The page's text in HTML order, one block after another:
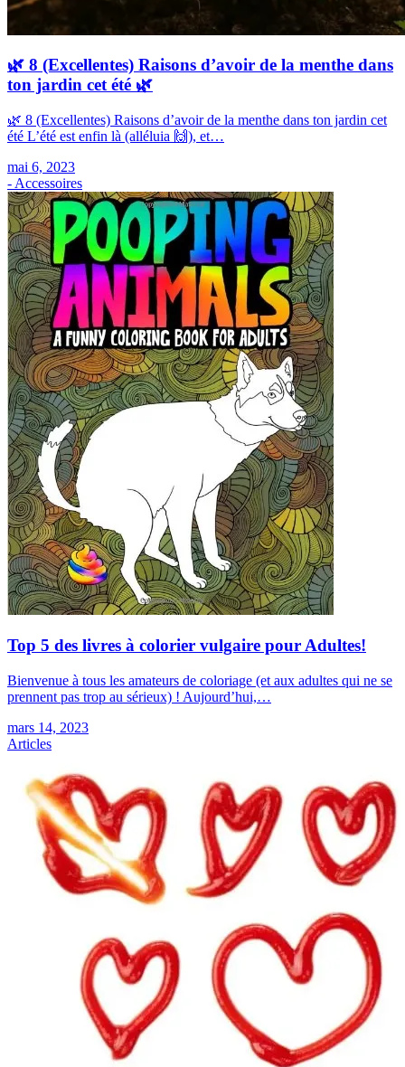
🌿 8 (Excellentes) Raisons d’avoir de la menthe dans
ton jardin cet été 🌿
🌿 8 (Excellentes) Raisons d’avoir de la menthe dans ton jardin cet
été L’été est enfin là (alléluia 🙌), et…
mai 6, 2023
- Accessoires
Top 5 des livres à colorier vulgaire pour Adultes!
Bienvenue à tous les amateurs de coloriage (et aux adultes qui ne se
prennent pas trop au sérieux) ! Aujourd’hui,…
mars 14, 2023
Articles